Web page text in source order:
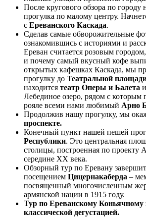
После кругового обзора по городу
прогулка по малому центру.
с Ереванского Каскада.
Сделав самые обворожительные
ознакомившись с историями и
Ереван считается розовым
и почему самый вкусный кофе
открытых кафешках Каскада, мы
прогулку до Театральной
находится театр Оперы и Балета
Лебединое озеро, рядом с которым
рояле всеми нами любимый Арно
Продолжив нашу прогулку, мы
проспекте.
Конечный пункт нашей пешей
Республики. Это центральная
столицы, построенная по проекту
середине XX века.
Обзорный тур по Еревану
посещением Цицернакаберда –
посвященный многочисленным
армянской нации в 1915 году.
Тур по Ереванскому Коньячному
классической дегустацией.